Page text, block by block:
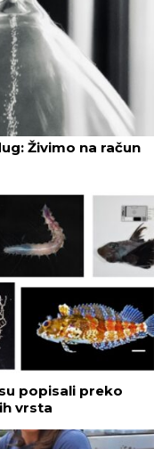
Živimo na račun
popisali preko
vrsta